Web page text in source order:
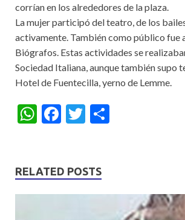
corrían en los alrededores de la plaza.
La mujer participó del teatro, de los
activamente. También como público fue
Biógrafos. Estas actividades se
Sociedad Italiana, aunque también supo
Hotel de Fuentecilla, yerno de Lemme.
W
s
A
F
b
o
T
er
RELATED POSTS